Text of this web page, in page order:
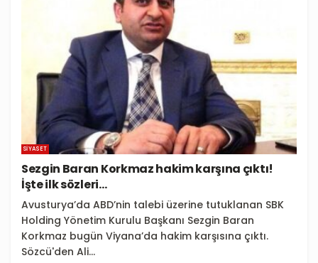
SIYASET
Sezgin Baran Korkmaz hakim karşına çıktı!
İşte ilk sözleri…
Avusturya’da ABD’nin talebi üzerine tutuklanan SBK
Holding Yönetim Kurulu Başkanı Sezgin Baran
Korkmaz bugün Viyana’da hakim karşısına çıktı.
Sözcü'den Ali...